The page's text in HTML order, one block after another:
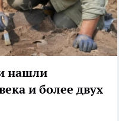
нашли
и более двух